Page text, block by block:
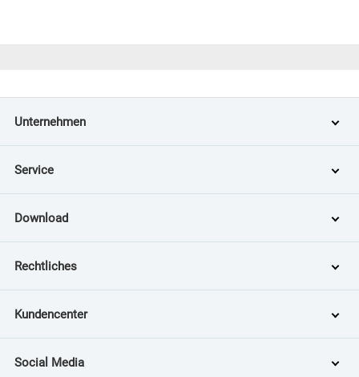
Unternehmen
Service
Download
Rechtliches
Kundencenter
Social Media